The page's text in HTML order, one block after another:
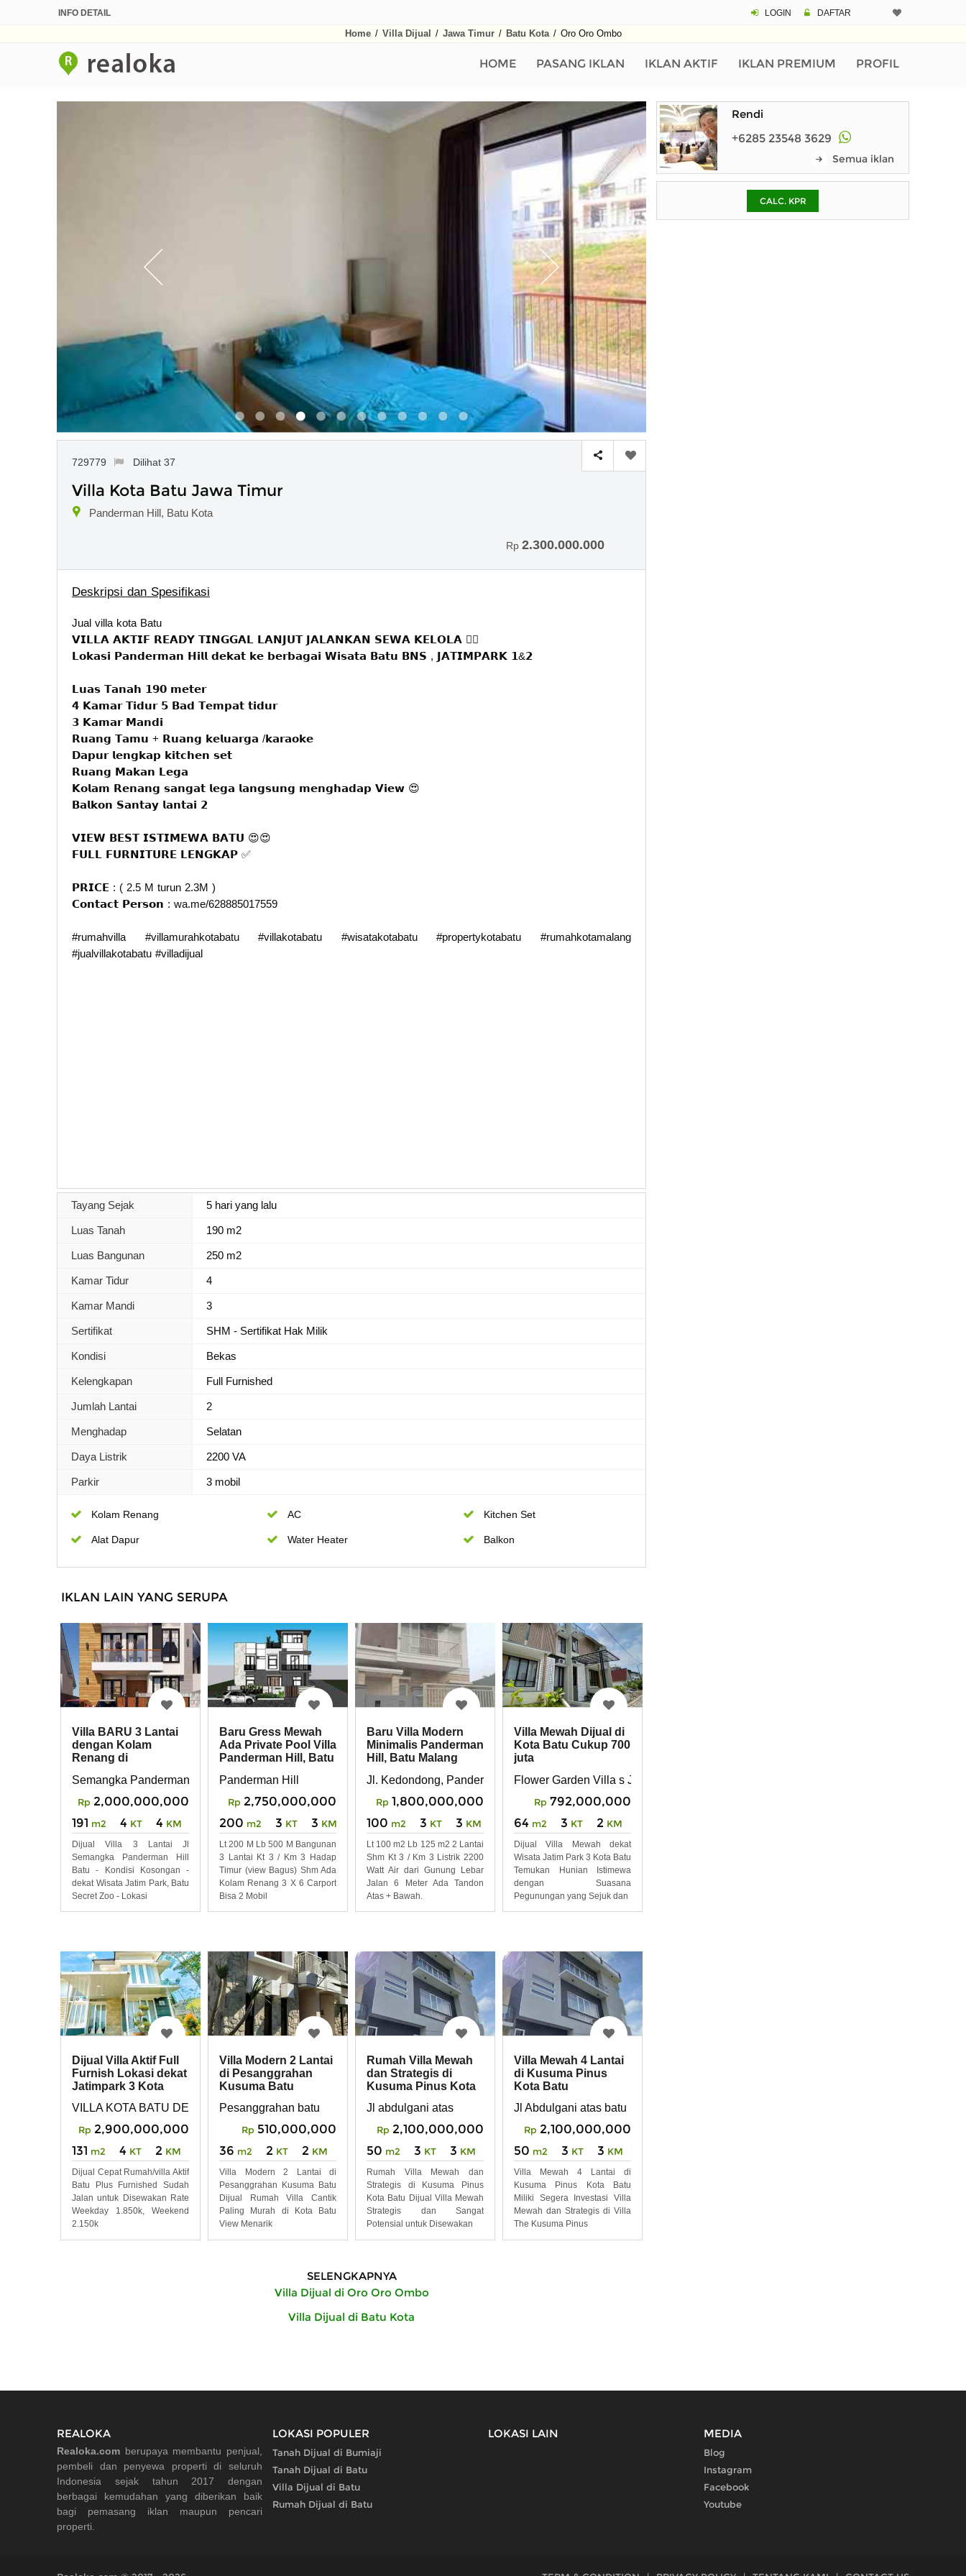
INFO DETAIL LOGIN DAFTAR
Home / Villa Dijual / Jawa Timur / Batu Kota / Oro Oro Ombo
HOME PASANG IKLAN IKLAN AKTIF IKLAN PREMIUM PROFIL
729779 Dilihat 37
Villa Kota Batu Jawa Timur
Panderman Hill, Batu Kota
Rp 2.300.000.000
Deskripsi dan Spesifikasi
Jual villa kota Batu
𝗩𝗜𝗟𝗟𝗔 𝗔𝗞𝗧𝗜𝗙 𝗥𝗘𝗔𝗗𝗬 𝗧𝗜𝗡𝗚𝗚𝗔𝗟 𝗟𝗔𝗡𝗝𝗨𝗧 𝗝𝗔𝗟𝗔𝗡𝗞𝗔𝗡 𝗦𝗘𝗪𝗔 𝗞𝗘𝗟𝗢𝗟𝗔 👌🏻
𝗟𝗼𝗸𝗮𝘀𝗶 𝗣𝗮𝗻𝗱𝗲𝗿𝗺𝗮𝗻 𝗛𝗶𝗹𝗹 𝗱𝗲𝗸𝗮𝘁 𝗸𝗲 𝗯𝗲𝗿𝗯𝗮𝗴𝗮𝗶 𝗪𝗶𝘀𝗮𝘁𝗮 𝗕𝗮𝘁𝘂 𝗕𝗡𝗦 , 𝗝𝗔𝗧𝗜𝗠𝗣𝗔𝗥𝗞 𝟭&𝟮
𝗟𝘂𝗮𝘀 𝗧𝗮𝗻𝗮𝗵 𝟭𝟵𝟬 𝗺𝗲𝘁𝗲𝗿
𝟰 𝗞𝗮𝗺𝗮𝗿 𝗧𝗶𝗱𝘂𝗿 𝟱 𝗕𝗮𝗱 𝗧𝗲𝗺𝗽𝗮𝘁 𝘁𝗶𝗱𝘂𝗿
𝟯 𝗞𝗮𝗺𝗮𝗿 𝗠𝗮𝗻𝗱𝗶
𝗥𝘂𝗮𝗻𝗴 𝗧𝗮𝗺𝘂 + 𝗥𝘂𝗮𝗻𝗴 𝗸𝗲𝗹𝘂𝗮𝗿𝗴𝗮 /𝗸𝗮𝗿𝗮𝗼𝗸𝗲
𝗗𝗮𝗽𝘂𝗿 𝗹𝗲𝗻𝗴𝗸𝗮𝗽 𝗸𝗶𝘁𝗰𝗵𝗲𝗻 𝘀𝗲𝘁
𝗥𝘂𝗮𝗻𝗴 𝗠𝗮𝗸𝗮𝗻 𝗟𝗲𝗴𝗮
𝗞𝗼𝗹𝗮𝗺 𝗥𝗲𝗻𝗮𝗻𝗴 𝘀𝗮𝗻𝗴𝗮𝘁 𝗹𝗲𝗴𝗮 𝗹𝗮𝗻𝗴𝘀𝘂𝗻𝗴 𝗺𝗲𝗻𝗴𝗵𝗮𝗱𝗮𝗽 𝗩𝗶𝗲𝘄 😍
𝗕𝗮𝗹𝗸𝗼𝗻 𝗦𝗮𝗻𝘁𝗮𝘆 𝗹𝗮𝗻𝘁𝗮𝗶 𝟮
𝗩𝗜𝗘𝗪 𝗕𝗘𝗦𝗧 𝗜𝗦𝗧𝗜𝗠𝗘𝗪𝗔 𝗕𝗔𝗧𝗨 😍😍
𝗙𝗨𝗟𝗟 𝗙𝗨𝗥𝗡𝗜𝗧𝗨𝗥𝗘 𝗟𝗘𝗡𝗚𝗞𝗔𝗣 ✅
𝗣𝗥𝗜𝗖𝗘 : ( 2.5 M turun 2.3M )
𝗖𝗼𝗻𝘁𝗮𝗰𝘁 𝗣𝗲𝗿𝘀𝗼𝗻 : wa.me/628885017559
#rumahvilla #villamurahkotabatu #villakotabatu #wisatakotabatu #propertykotabatu #rumahkotamalang
#jualvillakotabatu #villadijual
Tayang Sejak 5 hari yang lalu
Luas Tanah 190 m2
Luas Bangunan 250 m2
Kamar Tidur 4
Kamar Mandi 3
Sertifikat SHM - Sertifikat Hak Milik
Kondisi Bekas
Kelengkapan Full Furnished
Jumlah Lantai 2
Menghadap Selatan
Daya Listrik 2200 VA
Parkir 3 mobil
Kolam Renang AC Kitchen Set
Alat Dapur Water Heater Balkon
IKLAN LAIN YANG SERUPA
Villa BARU 3 Lantai
dengan Kolam
Renang di
Malang
Semangka Panderman Hill
Rp 2,000,000,000
191 m2 4 KT 4 KM
Dijual Villa 3 Lantai Jl
Semangka Panderman Hill
Batu - Kondisi Kosongan -
dekat Wisata Jatim Park, Batu
Secret Zoo - Lokasi
Baru Gress Mewah
Ada Private Pool Villa
Panderman Hill, Batu
Panderman Hill
Rp 2,750,000,000
200 m2 3 KT 3 KM
Lt 200 M Lb 500 M Bangunan
3 Lantai Kt 3 / Km 3 Hadap
Timur (view Bagus) Shm Ada
Kolam Renang 3 X 6 Carport
Bisa 2 Mobil
Baru Villa Modern
Minimalis Panderman
Hill, Batu Malang
Jl. Kedondong, Panderman Hill
Rp 1,800,000,000
100 m2 3 KT 3 KM
Lt 100 m2 Lb 125 m2 2 Lantai
Shm Kt 3 / Km 3 Listrik 2200
Watt Air dari Gunung Lebar
Jalan 6 Meter Ada Tandon
Atas + Bawah.
Villa Mewah Dijual di
Kota Batu Cukup 700
juta
Flower Garden Villa s Jl. Cemara Intan, Bulukerto, Kec. Batu, Kota Batu, Jawa Timur
Rp 792,000,000
64 m2 3 KT 2 KM
Dijual Villa Mewah dekat
Wisata Jatim Park 3 Kota Batu
Temukan Hunian Istimewa
dengan Suasana
Pegunungan yang Sejuk dan
Dijual Villa Aktif Full
Furnish Lokasi dekat
Jatimpark 3 Kota
VILLA KOTA BATU DEKAT JATIMPARK 3
Rp 2,900,000,000
131 m2 4 KT 2 KM
Dijual Cepat Rumah/villa Aktif
Batu Plus Furnished Sudah
Jalan untuk Disewakan Rate
Weekday 1.850k, Weekend
2.150k
Villa Modern 2 Lantai
di Pesanggrahan
Kusuma Batu
Pesanggrahan batu
Rp 510,000,000
36 m2 2 KT 2 KM
Villa Modern 2 Lantai di
Pesanggrahan Kusuma Batu
Dijual Rumah Villa Cantik
Paling Murah di Kota Batu
View Menarik
Rumah Villa Mewah
dan Strategis di
Kusuma Pinus Kota
Jl abdulgani atas
Rp 2,100,000,000
50 m2 3 KT 3 KM
Rumah Villa Mewah dan
Strategis di Kusuma Pinus
Kota Batu Dijual Villa Mewah
Strategis dan Sangat
Potensial untuk Disewakan
Villa Mewah 4 Lantai
di Kusuma Pinus
Kota Batu
Jl Abdulgani atas batu
Rp 2,100,000,000
50 m2 3 KT 3 KM
Villa Mewah 4 Lantai di
Kusuma Pinus Kota Batu
Miliki Segera Investasi Villa
Mewah dan Strategis di Villa
The Kusuma Pinus
SELENGKAPNYA
Villa Dijual di Oro Oro Ombo
Villa Dijual di Batu Kota
Pinjaman (PIN)
pada kotak-
Rendi
+6285 23548 3629
Semua iklan
CALC. KPR
REALOKA
Realoka.com berupaya membantu penjual,
pembeli dan penyewa properti di seluruh
Indonesia sejak tahun 2017 dengan
berbagai kemudahan yang diberikan baik
bagi pemasang iklan maupun pencari
properti.
LOKASI POPULER
Tanah Dijual di Bumiaji
Tanah Dijual di Batu
Villa Dijual di Batu
Rumah Dijual di Batu
LOKASI LAIN MEDIA
Blog
Instagram
Facebook
Youtube